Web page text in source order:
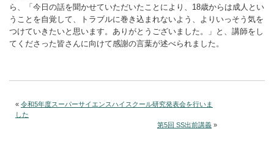
ら、「今日の話を聞かせていただいたことにより、18歳からは成人とい
うことを自覚して、トラブルに巻き込まれないよう、よりいっそう気を
つけていきたいと思います。ありがとうございました。」と、講師をし
てくださった皆さんに向けて感謝の言葉が述べられました。
« 令和5年度スーパーサイエンスハイスクール研究発表会を行いま
した
第5回 SS出前講義 »